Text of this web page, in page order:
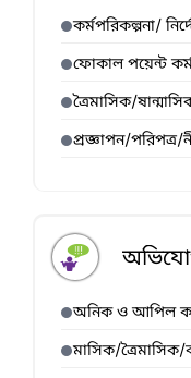
কর্মপরিকল্পনা/
ফোকাল পয়েন্ট
ত্রৈমাসিক/
প্রজ্ঞাপন/পরিপত্র/
অনিক ও আপিল
মাসিক/ত্রৈমাসিক/